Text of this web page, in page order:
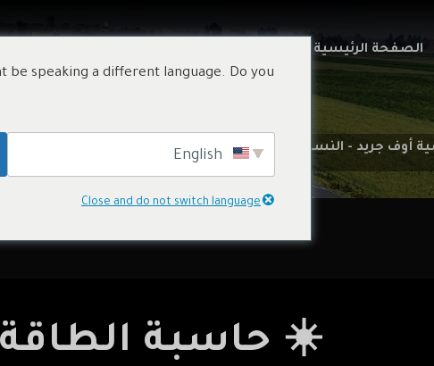
الصفحة الرئيسية
النسخة 3.0 (مع إدارة الأحمال)
☀️ حاسبة
be speaking a different language. Do you
Close and do not switch language